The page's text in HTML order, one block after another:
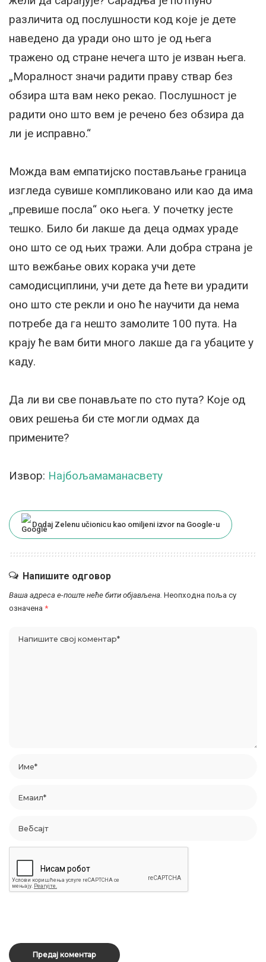
различита од послушности код које је дете
наведено да уради оно што је од њега
тражено од стране нечега што је изван њега.
„Моралност значи радити праву ствар без
обзира шта вам неко рекао. Послушност је
радити оно што вем је речено без обзира да
ли је исправно.“
Можда вам емпатијско постављање граница
изгледа сувише компликовано или као да има
„превише посла“ око њега. У почетку јесте
тешко. Било би лакше да деца одмах ураде
оно што се од њих тражи. Али добра страна је
што вежбање ових корака учи дете
самодисциплини, учи дете да ћете ви урадити
оно што сте рекли и оно ће научити да нема
потребе да га нешто замолите 100 пута. На
крају ће вам бити много лакше да га убаците у
каду.
Да ли ви све понављате по сто пута? Које од
ових решења би сте могли одмах да
примените?
Извор: Најбољамаманасвету
Dodaj Zelenu učionicu kao omiljeni izvor na Google-u
Напишите одговор
Ваша адреса е-поште неће бити објављена. Неопходна поља су
означена *